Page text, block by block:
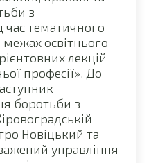
з
час тематичного
освітнього
лекцій
професії». До
боротьби з
Новіцький та
управління